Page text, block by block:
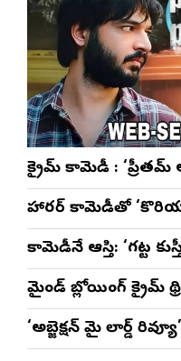
క్రైమ్ కామెడీ : ‘ప్రీతమ్
హారర్ కామెడీతో
కామెడీనే ఆస్తి: ‘గట్ట
మైండ్ బ్లోయింగ్ క్రైమ్
‘అబ్జెక్ష‌న్ మై లార్డ్